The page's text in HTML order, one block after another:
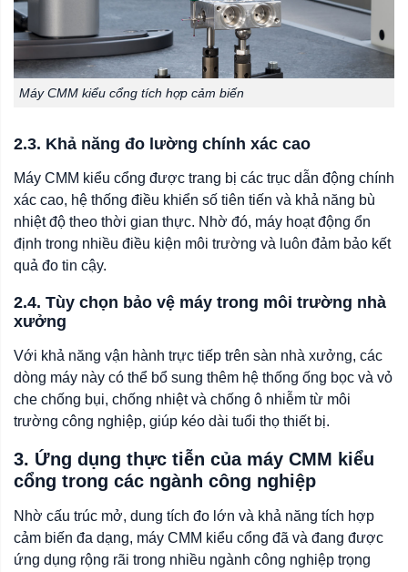
Máy CMM kiểu cổng tích hợp cảm biến
2.3. Khả năng đo lường chính xác cao
Máy CMM kiểu cổng được trang bị các trục dẫn động chính
xác cao, hệ thống điều khiển số tiên tiến và khả năng bù
nhiệt độ theo thời gian thực. Nhờ đó, máy hoạt động ổn
định trong nhiều điều kiện môi trường và luôn đảm bảo kết
quả đo tin cậy.
2.4. Tùy chọn bảo vệ máy trong môi trường nhà
xưởng
Với khả năng vận hành trực tiếp trên sàn nhà xưởng, các
dòng máy này có thể bổ sung thêm hệ thống ống bọc và vỏ
che chống bụi, chống nhiệt và chống ô nhiễm từ môi
trường công nghiệp, giúp kéo dài tuổi thọ thiết bị.
3. Ứng dụng thực tiễn của máy CMM kiểu
cổng trong các ngành công nghiệp
Nhờ cấu trúc mở, dung tích đo lớn và khả năng tích hợp
cảm biến đa dạng, máy CMM kiểu cổng đã và đang được
ứng dụng rộng rãi trong nhiều ngành công nghiệp trọng